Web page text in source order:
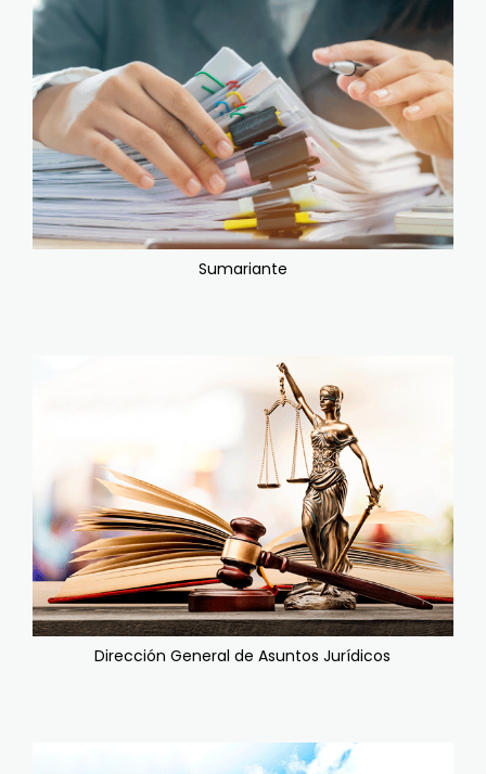
Sumariante
Dirección General de Asuntos Jurídicos